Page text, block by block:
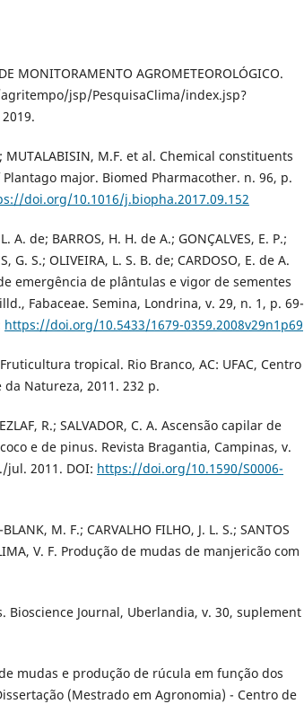
MONITORAMENTO AGROMETEOROLÓGICO.
jsp/PesquisaClima/index.jsp?
MUTALABISIN, M.F. et al. Chemical constituents
major. Biomed Pharmacother. n. 96, p.
doi.org/10.1016/j.biopha.2017.09.152
A. de; BARROS, H. H. de A.; GONÇALVES, E. P.;
G. S.; OLIVEIRA, L. S. B. de; CARDOSO, E. de A.
emergência de plântulas e vigor de sementes
Fabaceae. Semina, Londrina, v. 29, n. 1, p. 69-
https://doi.org/10.5433/1679-0359.2008v29n1p69
Fruticultura tropical. Rio Branco, AC: UFAC, Centro
Natureza, 2011. 232 p.
R.; SALVADOR, C. A. Ascensão capilar de
e de pinus. Revista Bragantia, Campinas, v.
jul. 2011. DOI: https://doi.org/10.1590/S0006-
M. F.; CARVALHO FILHO, J. L. S.; SANTOS
V. F. Produção de mudas de manjericão com
Bioscience Journal, Uberlandia, v. 30, suplement
de mudas e produção de rúcula em função dos
(Mestrado em Agronomia) - Centro de